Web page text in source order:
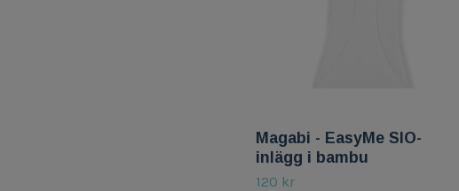
Magabi - EasyMe SIO-
inlägg i bambu
120 kr